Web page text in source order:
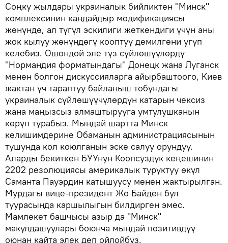
Соңку жылдары украиналык бийликтен "Минск"
комплексинин кандайдыр модификациясы
жөнүндө, ал түгүл эскилиги жеткендиги үчүн аны
жок кылуу жөнүндөгү кооптуу демилгени угуп
келебиз. Ошондой эле түз сүйлөшүүлөрдү
"Нормандия форматындагы" Донецк жана Луганск
менен болгон дискуссияларга айырбаштоого, Киев
жактан үч тараптуу байланыш тобундагы
украиналык сүйлөшүүчүлөрдүн катарын чексиз
жана маңызсыз алмаштырууга умтулушканын
көрүп турабыз. Мындай шартта Минск
келишимдерине Обаманын администрациясынын
тушунда кол коюлганын эске салуу орундуу.
Аларды бекиткен БУУнун Коопсуздук кеңешинин
2202 резолюциясы америкалык туруктуу өкүл
Саманта Пауэрдин катышуусу менен жактырылган.
Мурдагы вице-президент Жо Байден бул
туурасында каршылыгын билдирген эмес.
Мамлекет башчысы азыр да "Минск"
макулдашуулары боюнча мындай позитивдүү
оюнан кайта элек деп ойлойбуз.